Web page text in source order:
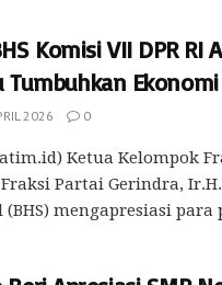
Komisi VII DPR RI
Tumbuhkan Ekonomi
2026 0
Ketua Kelompok
Partai Gerindra,
mengapresiasi para